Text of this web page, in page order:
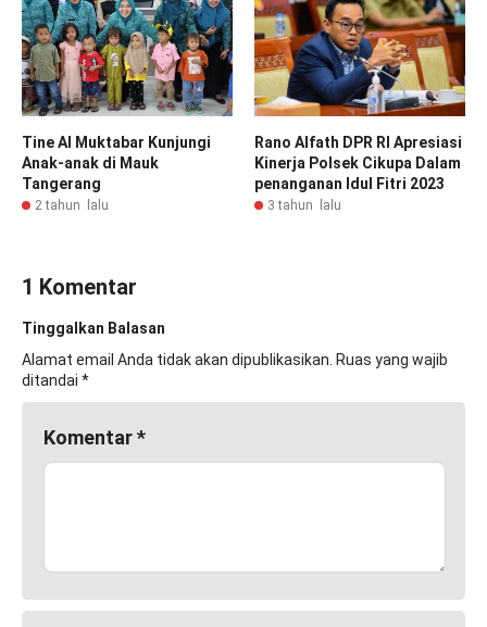
Tine Al Muktabar Kunjungi
Anak-anak di Mauk
Tangerang
2 tahun lalu
Rano Alfath DPR RI Apresiasi
Kinerja Polsek Cikupa Dalam
penanganan Idul Fitri 2023
3 tahun lalu
1 Komentar
Tinggalkan Balasan
Alamat email Anda tidak akan dipublikasikan. Ruas yang wajib
ditandai *
Komentar*